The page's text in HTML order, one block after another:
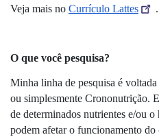
Veja mais no Currículo Lattes .
O que você pesquisa?
Minha linha de pesquisa é
ou simplesmente Crononutrição.
de determinados nutrientes e/ou
podem afetar o funcionamento